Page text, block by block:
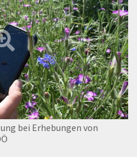
bei Erhebungen von